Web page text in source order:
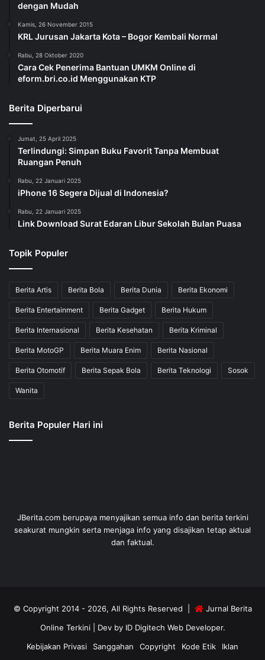
dengan Mudah
Kamis, 26 November 2015
KRL Jurusan Jakarta Kota – Bogor Kembali Normal
Rabu, 28 Oktober 2020
Cara Cek Penerima Bantuan UMKM Online di
eform.bri.co.id Menggunakan KTP
Berita Diperbarui
Jumat, 25 April 2025
Terlindungi: Simpan Buku Favorit Tanpa Membuat
Ruangan Penuh
Rabu, 22 Januari 2025
iPhone 16 Segera Dijual di Indonesia?
Rabu, 22 Januari 2025
Link Download Surat Edaran Libur Sekolah Bulan Puasa
Topik Populer
Berita Artis Berita Bola Berita Dunia Berita Ekonomi
Berita Entertainment Berita Gadget Berita Hukum
Berita Internasional Berita Kesehatan Berita Kriminal
Berita MotoGP Berita Muara Enim Berita Nasional
Berita Otomotif Berita Sepak Bola Berita Teknologi Sosok
Wanita
Berita Populer Hari ini
JBerita.com berupaya menyajikan semua info dan berita terkini
seakurat mungkin serta menjaga info yang disajikan tetap aktual
dan faktual.
© Copyright 2014 - 2026, All Rights Reserved |
Jurnal Berita
Online Terkini| Dev by ID Digitech Web Developer.
Kebijakan Privasi
Sanggahan Copyright Kode Etik Iklan